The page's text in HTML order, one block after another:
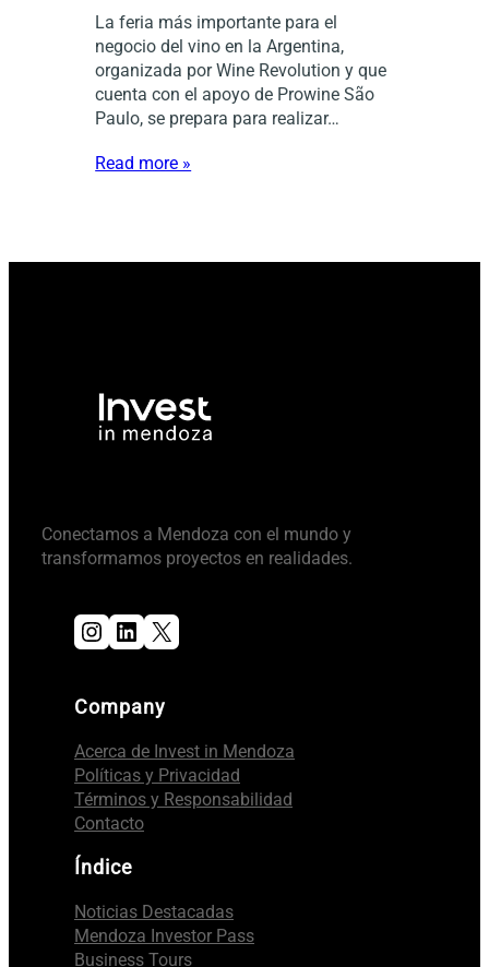
La feria más importante para el
negocio del vino en la Argentina,
organizada por Wine Revolution y que
cuenta con el apoyo de Prowine São
Paulo, se prepara para realizar…
Read more »
Conectamos a Mendoza con el mundo y
transformamos proyectos en realidades.
Instagram LinkedIn X
Company
Acerca de Invest in Mendoza
Políticas y Privacidad
Términos y Responsabilidad
Contacto
Índice
Noticias Destacadas
Mendoza Investor Pass
Business Tours